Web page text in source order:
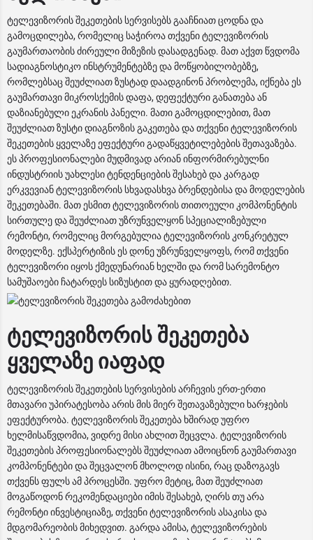
ტელევიზორის შეკეთების სერვისებს გააჩნიათ ცოდნა და
გამოცდილება, რომელიც საჭიროა თქვენი ტელევიზორის
გაუმართაობის ძირეული მიზეზის დასადგენად. მათ აქვთ წვდომა
სადიაგნოსტიკო ინსტრუმენტებზე და მოწყობილობებზე,
რომლებსაც შეუძლიათ ზუსტად დაადგინონ პრობლემა, იქნება ეს
გაუმართავი მიკროსქემის დაფა, დეფექტური განათება ან
დაზიანებული ეკრანის პანელი. მათი გამოცდილებით, მათ
შეუძლიათ ზუსტი დიაგნოზის გაკეთება და თქვენი ტელევიზორის
შეკეთების ყველაზე ეფექტური გადაწყვეტილებების შეთავაზება.
ეს პროფესიონალები მუდმივად არიან ინფორმირებულნი
ინდუსტრიის უახლესი ტენდენციების შესახებ და კარგად
ერკვევიან ტელევიზორის სხვადასხვა ბრენდებისა და მოდელების
შეკეთებაში. მათ ესმით ტელევიზორის თითოეული კომპონენტის
სირთულე და შეუძლიათ უზრუნველყონ სპეციალიზებული
რემონტი, რომელიც მორგებულია ტელევიზორის კონკრეტულ
მოდელზე. ექსპერტიზის ეს დონე უზრუნველყოფს, რომ თქვენი
ტელევიზორი იყოს ქმედუნარიან ხელში და რომ სარემონტო
სამუშაოები ჩატარდეს სიზუსტით და ყურადღებით.
ტელევიზორის შეკეთება
ყველაზე იაფად
ტელევიზორის შეკეთების სერვისების არჩევის ერთ-ერთი
მთავარი უპირატესობა არის მის მიერ შეთავაზებული ხარჯების
ეფექტურობა. ტელევიზორის შეკეთება ხშირად უფრო
ხელმისაწვდომია, ვიდრე მისი ახლით შეცვლა. ტელევიზორის
შეკეთების პროფესიონალებს შეუძლიათ ამოიცნონ გაუმართავი
კომპონენტები და შეცვალონ მხოლოდ ისინი, რაც დაზოგავს
თქვენს ფულს ამ პროცესში. უფრო მეტიც, მათ შეუძლიათ
მოგაწოდონ რეკომენდაციები იმის შესახებ, ღირს თუ არა
რემონტი ინვესტიციაზე, თქვენი ტელევიზორის ასაკისა და
მდგომარეობის მიხედვით. გარდა ამისა, ტელევიზორების